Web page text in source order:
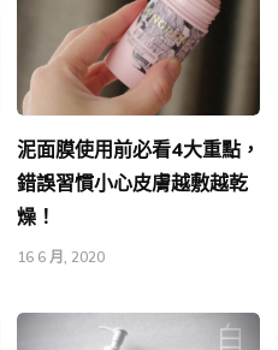
泥面膜使用前必看4大重點，
錯誤習慣小心皮膚越敷越乾
燥！
16 6 月, 2020